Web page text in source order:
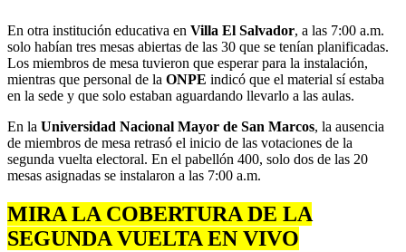
En otra institución educativa en Villa El Salvador, a las 7:00 a.m.
solo habían tres mesas abiertas de las 30 que se tenían planificadas.
Los miembros de mesa tuvieron que esperar para la instalación,
mientras que personal de la ONPE indicó que el material sí estaba
en la sede y que solo estaban aguardando llevarlo a las aulas.
En la Universidad Nacional Mayor de San Marcos, la ausencia
de miembros de mesa retrasó el inicio de las votaciones de la
segunda vuelta electoral. En el pabellón 400, solo dos de las 20
mesas asignadas se instalaron a las 7:00 a.m.
MIRA LA COBERTURA DE LA
SEGUNDA VUELTA EN VIVO